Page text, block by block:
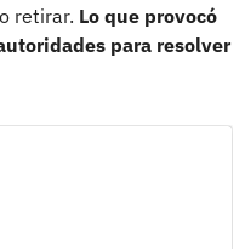
retirar. Lo que provocó
para resolver